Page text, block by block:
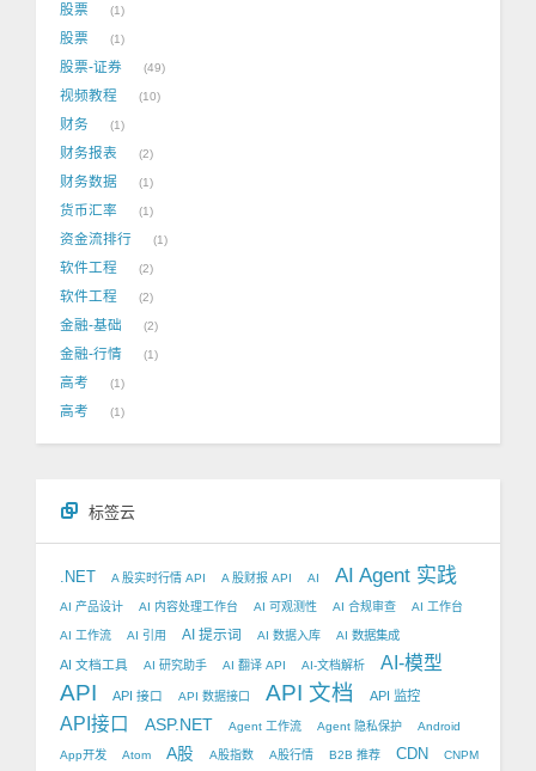
股票 1
股票 1
股票-证券 49
视频教程 10
财务 1
财务报表 2
财务数据 1
货币汇率 1
资金流排行 1
软件工程 2
软件工程 2
金融-基础 2
金融-行情 1
高考 1
高考 1
标签云
.NET A 股实时行情 API A 股财报 API AI AI Agent 实践
AI 产品设计 AI 内容处理工作台 AI 可观测性 AI 合规审查 AI 工作台
AI 工作流 AI 引用 AI 提示词 AI 数据入库 AI 数据集成
AI 文档工具 AI 研究助手 AI 翻译 API AI-文档解析 AI-模型
API API 接口 API 数据接口 API 文档 API 监控
API接口 ASP.NET Agent 工作流 Agent 隐私保护 Android
App开发 Atom A股 A股指数 A股行情 B2B 推荐 CDN CNPM